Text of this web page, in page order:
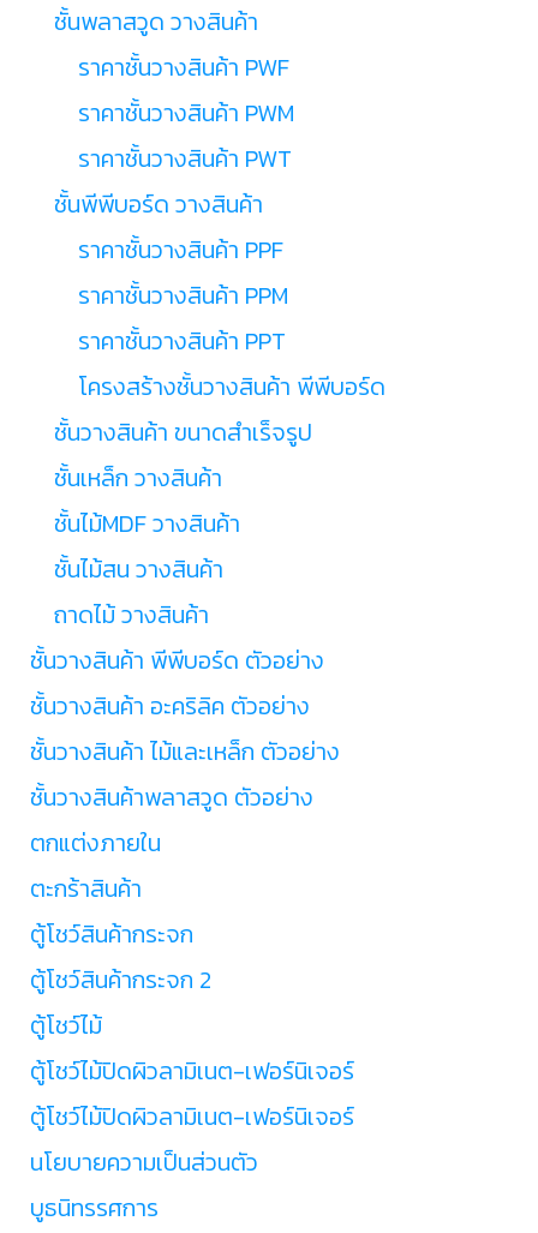
ชั้นพลาสวูด วางสินค้า
ราคาชั้นวางสินค้า PWF
ราคาชั้นวางสินค้า PWM
ราคาชั้นวางสินค้า PWT
ชั้นพีพีบอร์ด วางสินค้า
ราคาชั้นวางสินค้า PPF
ราคาชั้นวางสินค้า PPM
ราคาชั้นวางสินค้า PPT
โครงสร้างชั้นวางสินค้า พีพีบอร์ด
ชั้นวางสินค้า ขนาดสำเร็จรูป
ชั้นเหล็ก วางสินค้า
ชั้นไม้MDF วางสินค้า
ชั้นไม้สน วางสินค้า
ถาดไม้ วางสินค้า
ชั้นวางสินค้า พีพีบอร์ด ตัวอย่าง
ชั้นวางสินค้า อะคริลิค ตัวอย่าง
ชั้นวางสินค้า ไม้และเหล็ก ตัวอย่าง
ชั้นวางสินค้าพลาสวูด ตัวอย่าง
ตกแต่งภายใน
ตะกร้าสินค้า
ตู้โชว์สินค้ากระจก
ตู้โชว์สินค้ากระจก 2
ตู้โชว์ไม้
ตู้โชว์ไม้ปิดผิวลามิเนต-เฟอร์นิเจอร์
ตู้โชว์ไม้ปิดผิวลามิเนต-เฟอร์นิเจอร์
นโยบายความเป็นส่วนตัว
บูธนิทรรศการ